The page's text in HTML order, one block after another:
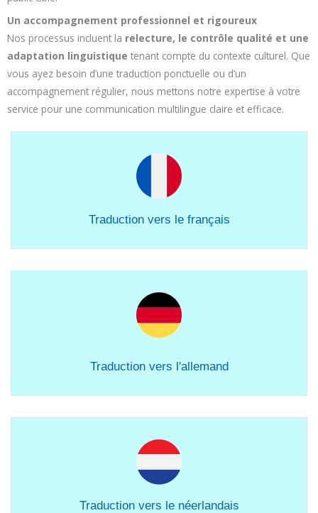
Un accompagnement professionnel et rigoureux
Nos processus incluent la relecture, le contrôle qualité et une
adaptation linguistique tenant compte du contexte culturel. Que
vous ayez besoin d’une traduction ponctuelle ou d’un
accompagnement régulier, nous mettons notre expertise à votre
service pour une communication multilingue claire et efficace.
Traduction vers le français
Traduction vers l'allemand
Traduction vers le néerlandais